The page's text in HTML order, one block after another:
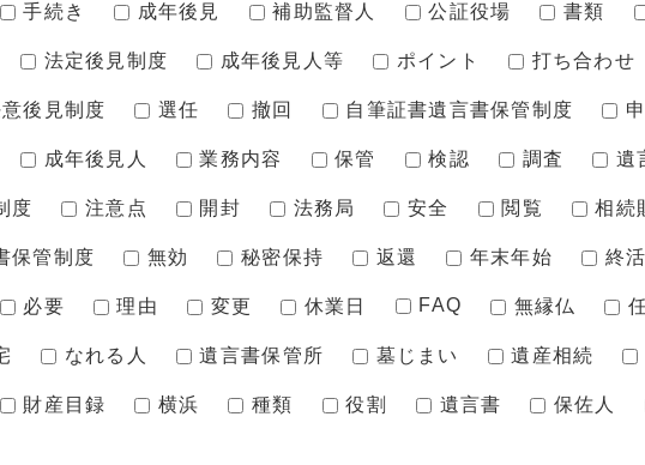
手続き 成年後見 補助監督人 公証役場 書類
法定後見制度 成年後見人等 ポイント 打ち合わせ
後見制度 選任 撤回 自筆証書遺言書保管制度
成年後見人 業務内容 保管 検認 調査 遺
度 注意点 開封 法務局 安全 閲覧 相続
保管制度 無効 秘密保持 返還 年末年始 終活
必要 理由 変更 休業日 FAQ 無縁仏
なれる人 遺言書保管所 墓じまい 遺産相続
財産目録 横浜 種類 役割 遺言書 保佐人